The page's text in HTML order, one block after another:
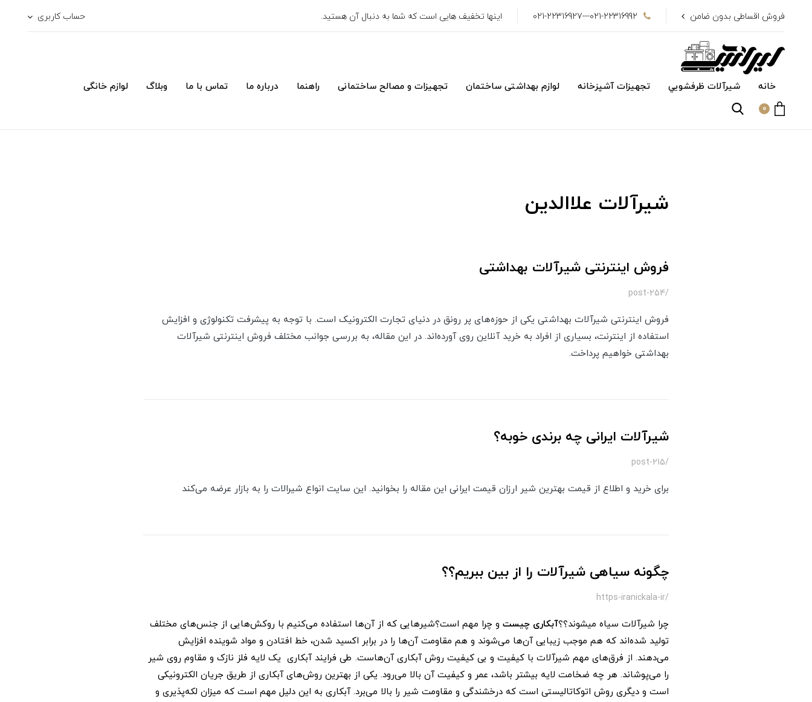
فروش اقساطی بدون ضامن 021-22316992---021-22316927 اینها تخفیف هایی است که شما به دنبال آن هستید. حساب کاربری
خانه شیرآلات ظرفشويي تجهیزات آشپزخانه لوازم بهداشتی ساختمان تجهیزات و مصالح ساختمانی راهنما درباره ما تماس با ما وبلاگ لوازم خانگی
0
شیرآلات علاالدین
فروش اینترنتی شیرآلات بهداشتی
/post-254
فروش اینترنتی شیرآلات بهداشتی یکی از حوزه‌های پر رونق در دنیای تجارت الکترونیک است. با توجه به پیشرفت تکنولوژی و افزایش
استفاده از اینترنت، بسیاری از افراد به خرید آنلاین روی آورده‌اند. در این مقاله، به بررسی جوانب مختلف فروش اینترنتی شیرآلات
بهداشتی خواهیم پرداخت.
شیرآلات ایرانی چه برندی خوبه؟
/post-215
برای خرید و اطلاع از قیمت بهترین شیر ارزان قیمت ایرانی این مقاله را بخوانید. این سایت انواع شیرالات را به بازار عرضه می‌کند
چگونه سیاهی شیرآلات را از بین ببریم؟؟
/https-iranickala-ir
چرا شیرآلات سیاه میشوند؟؟آبکاری چیست و چرا مهم است؟شیرهایی که از آن‌ها استفاده می‌کنیم با روکش‌هایی از جنس‌های مختلف
تولید شده‌اند که هم موجب زیبایی آن‌ها می‌شوند و هم مقاومت آن‌ها را در برابر اکسید شدن، خط افتادن و مواد شوینده افزایش
می‌دهند. از فرق‌های مهم شیرآلات با کیفیت و بی کیفیت روش آبکاری آن‌هاست. طی فرایند آبکاری یک لایه فلز نازک و مقاوم روی شیر
را می‌پوشاند. هر چه ضخامت لایه بیشتر باشد، عمر و کیفیت آن بالا می‌رود. یکی از بهترین روش‌های آبکاری از طریق جریان الکترونیکی
است و دیگری روش اتوکاتالیستی است که درخشندگی و مقاومت شیر را بالا می‌برد. آبکاری به این دلیل مهم است که میزان لکه‌پذیری و